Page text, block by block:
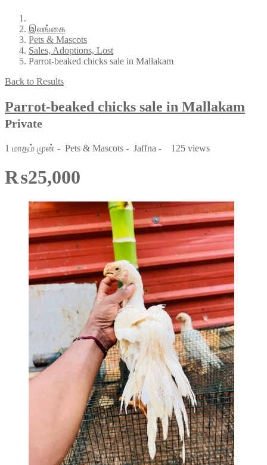
இலங்கை
Pets & Mascots
Sales, Adoptions, Lost
Parrot-beaked chicks sale in Mallakam
Back to Results
Parrot-beaked chicks sale in Mallakam
Private
1 மாதம் முன் - Pets & Mascots - Jaffna - 125 views
₨25,000